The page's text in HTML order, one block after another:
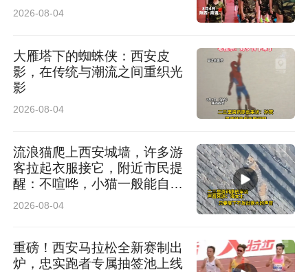
2026-08-04
大雁塔下的蜘蛛侠：西安皮
影，在传统与潮流之间重织光
影
2026-08-04
流浪猫爬上西安城墙，许多游
客拉起衣服接它，附近市民提
醒：不喧哗，小猫一般能自行
脱困
2026-08-04
重磅！西安马拉松全新赛制出
炉，忠实跑者专属抽签池上线